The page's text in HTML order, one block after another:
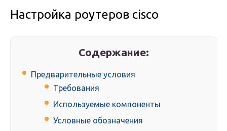
Настройка роутеров cisco
Содержание:
Предварительные условия
Требования
Используемые компоненты
Условные обозначения